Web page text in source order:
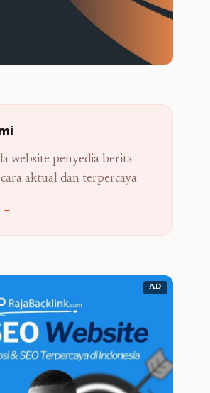
website penyedia berita
aktual dan terpercaya
→
AD